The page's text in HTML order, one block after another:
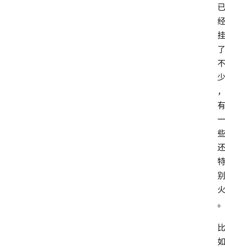
已
经
挂
了
不
少
，
有
一
些
还
特
别
火
。
比
如